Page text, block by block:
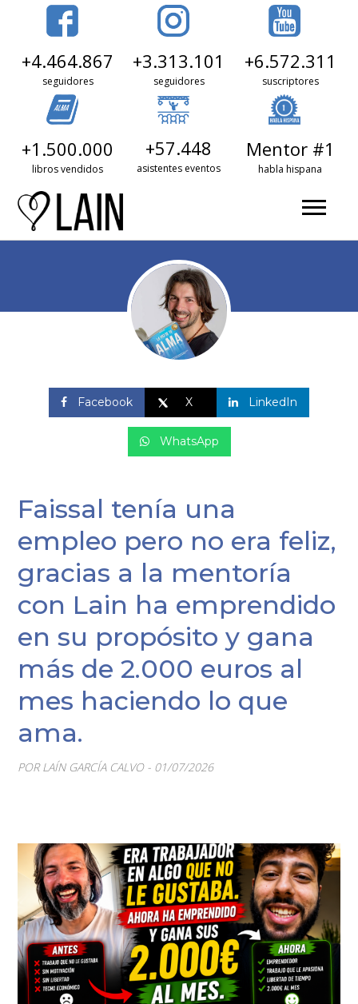
+4.464.867
seguidores
+3.313.101
seguidores
+6.572.311
suscriptores
+1.500.000
libros vendidos
+57.448
asistentes eventos
Mentor #1
habla hispana
Facebook X LinkedIn
WhatsApp
Faissal tenía una
empleo pero no era feliz,
gracias a la mentoría
con Lain ha emprendido
en su propósito y gana
más de 2.000 euros al
mes haciendo lo que
ama.
POR LAÍN GARCÍA CALVO - 01/07/2026